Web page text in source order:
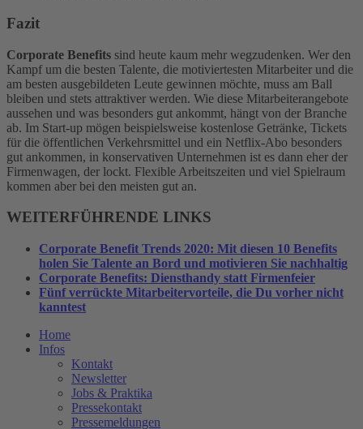
Fazit
Corporate Benefits sind heute kaum mehr wegzudenken. Wer den
Kampf um die besten Talente, die motiviertesten Mitarbeiter und die
am besten ausgebildeten Leute gewinnen möchte, muss am Ball
bleiben und stets attraktiver werden. Wie diese Mitarbeiterangebote
aussehen und was besonders gut ankommt, hängt von der Branche
ab. Im Start-up mögen beispielsweise kostenlose Getränke, Tickets
für die öffentlichen Verkehrsmittel und ein Netflix-Abo besonders
gut ankommen, in konservativen Unternehmen ist es dann eher der
Firmenwagen, der lockt. Flexible Arbeitszeiten und viel Spielraum
kommen aber bei den meisten gut an.
WEITERFÜHRENDE LINKS
Corporate Benefit Trends 2020: Mit diesen 10 Benefits
holen Sie Talente an Bord und motivieren Sie nachhaltig
Corporate Benefits: Diensthandy statt Firmenfeier
Fünf verrückte Mitarbeitervorteile, die Du vorher nicht
kanntest
Home
Infos
Kontakt
Newsletter
Jobs & Praktika
Pressekontakt
Pressemeldungen